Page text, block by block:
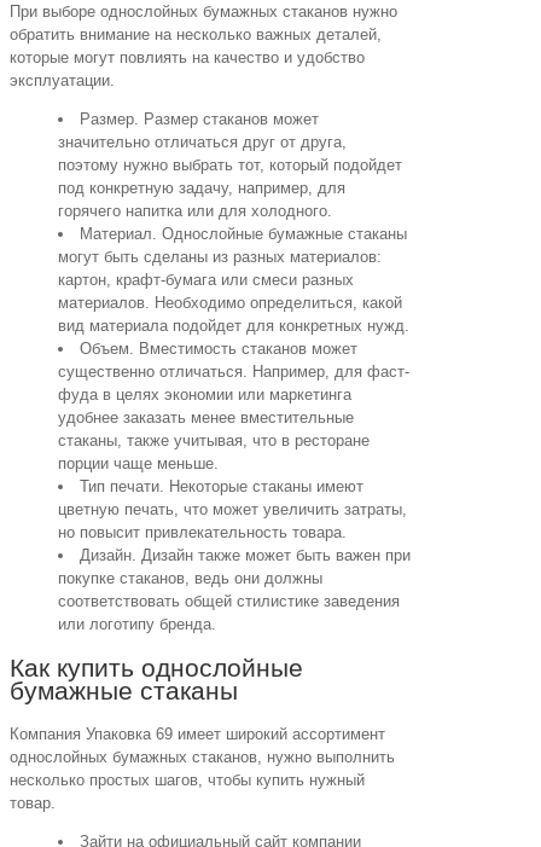
При выборе однослойных бумажных стаканов нужно
обратить внимание на несколько важных деталей,
которые могут повлиять на качество и удобство
эксплуатации.
Размер. Размер стаканов может
значительно отличаться друг от друга,
поэтому нужно выбрать тот, который подойдет
под конкретную задачу, например, для
горячего напитка или для холодного.
Материал. Однослойные бумажные стаканы
могут быть сделаны из разных материалов:
картон, крафт-бумага или смеси разных
материалов. Необходимо определиться, какой
вид материала подойдет для конкретных нужд.
Объем. Вместимость стаканов может
существенно отличаться. Например, для фаст-
фуда в целях экономии или маркетинга
удобнее заказать менее вместительные
стаканы, также учитывая, что в ресторане
порции чаще меньше.
Тип печати. Некоторые стаканы имеют
цветную печать, что может увеличить затраты,
но повысит привлекательность товара.
Дизайн. Дизайн также может быть важен при
покупке стаканов, ведь они должны
соответствовать общей стилистике заведения
или логотипу бренда.
Как купить однослойные
бумажные стаканы
Компания Упаковка 69 имеет широкий ассортимент
однослойных бумажных стаканов, нужно выполнить
несколько простых шагов, чтобы купить нужный
товар.
Зайти на официальный сайт компании